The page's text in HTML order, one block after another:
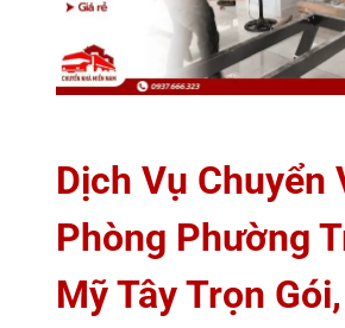
Dịch Vụ Chuyển
Phòng Phường
Mỹ Tây Trọn Gói,